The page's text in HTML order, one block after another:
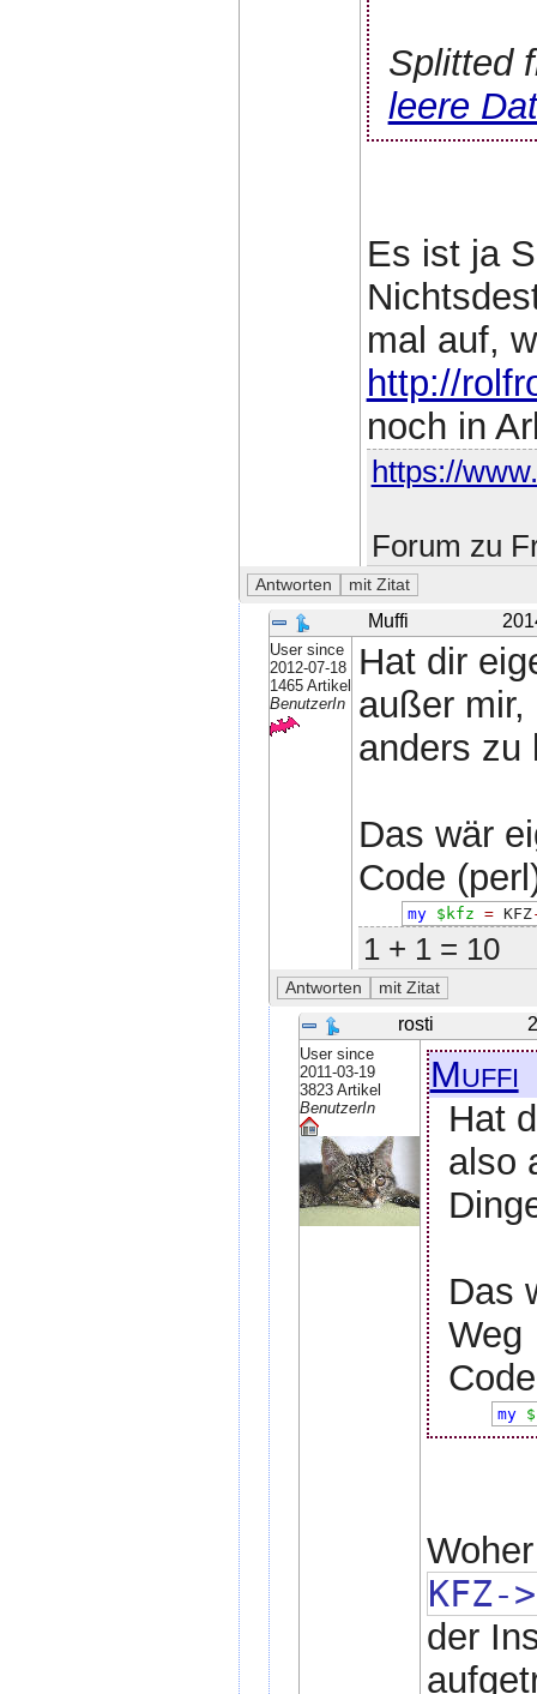
Splitted
leere
Es ist ja
mal auf,
http://
noch in
https://
Forum zu
Muffi
User since
2012-07-18
1465 Artikel
BenutzerIn
Hat dir
außer
anders zu
Das wär
Code
my $kfz = KFZ
1 + 1 = 10
rosti
User since
2011-03-19
3823 Artikel
BenutzerIn
Muffi
Hat
also
Das
Weg
my
KFZ-
der